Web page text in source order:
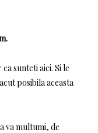
sunteti aici. Si le
posibila aceasta
va multumi, de